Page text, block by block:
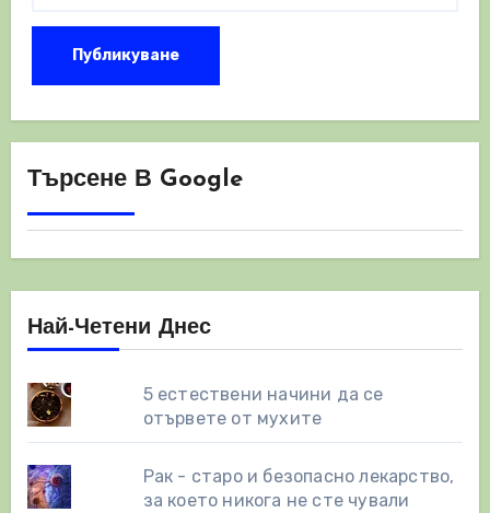
Търсене В Google
Най-Четени Днес
5 естествени начини да се
отървете от мухите
Рак - старо и безопасно лекарство,
за което никога не сте чували